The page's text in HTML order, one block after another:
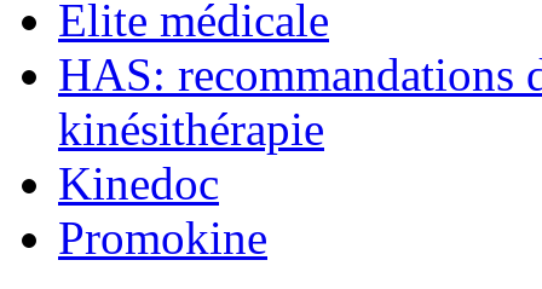
Elite médicale
HAS: recommandations
kinésithérapie
Kinedoc
Promokine